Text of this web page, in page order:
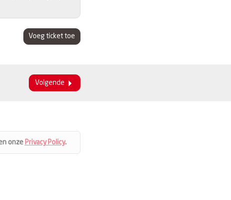
Voeg ticket toe
Volgende
onze Privacy Policy.